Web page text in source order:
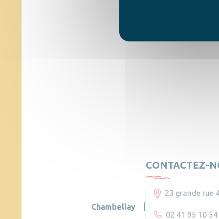
CONTACTEZ-
Chambellay
23 grande rue
02 41 95 10 54